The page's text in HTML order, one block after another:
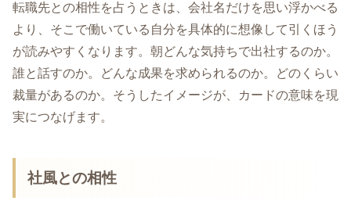
転職先との相性を占うときは、会社名だけを思い浮かべる
より、そこで働いている自分を具体的に想像して引くほう
が読みやすくなります。朝どんな気持ちで出社するのか。
誰と話すのか。どんな成果を求められるのか。どのくらい
裁量があるのか。そうしたイメージが、カードの意味を現
実につなげます。
社風との相性